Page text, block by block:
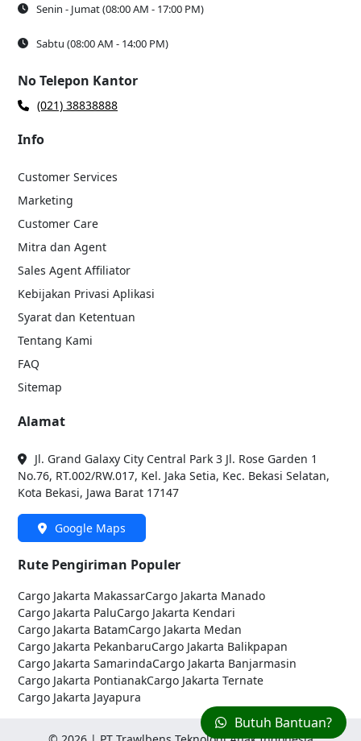
Butuh Bantuan?
Senin - Jumat (08:00 AM - 17:00 PM)
Sabtu (08:00 AM - 14:00 PM)
No Telepon Kantor
(021) 38838888
Info
Customer Services
Marketing
Customer Care
Mitra dan Agent
Sales Agent Affiliator
Kebijakan Privasi Aplikasi
Syarat dan Ketentuan
Tentang Kami
FAQ
Sitemap
Alamat
Jl. Grand Galaxy City Central Park 3 Jl. Rose Garden 1
No.76, RT.002/RW.017, Kel. Jaka Setia, Kec. Bekasi Selatan,
Kota Bekasi, Jawa Barat 17147
Google Maps
Rute Pengiriman Populer
Cargo Jakarta MakassarCargo Jakarta Manado
Cargo Jakarta PaluCargo Jakarta Kendari
Cargo Jakarta BatamCargo Jakarta Medan
Cargo Jakarta PekanbaruCargo Jakarta Balikpapan
Cargo Jakarta SamarindaCargo Jakarta Banjarmasin
Cargo Jakarta PontianakCargo Jakarta Ternate
Cargo Jakarta Jayapura